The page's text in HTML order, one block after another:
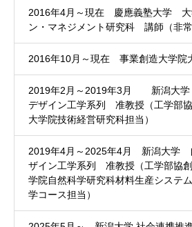
2016年4月～現在 慶應義塾大学 大
ン・マネジメント研究科 講師（非常
2016年10月～現在 事業創造大学
2019年2月～2019年3月 新潟大
デザイン工学系列 准教授（工学部協
大学院技術経営研究科担当）
2019年4月～2025年4月 新潟大学
ザイン工学系列 准教授（工学部協
学院自然科学研究科材料生産システ
学コース担当）